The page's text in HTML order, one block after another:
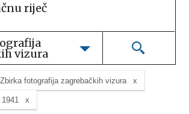
vizura
Zbirka fotografija zagrebačkih vizura
1941